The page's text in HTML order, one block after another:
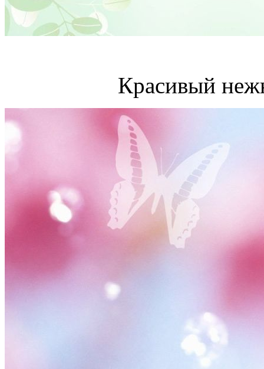
Красивый